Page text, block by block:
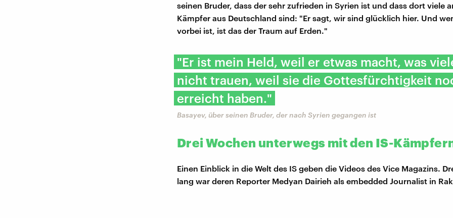
seinen Bruder, dass der sehr zufrieden in Syrien ist und dass dort viele
Kämpfer aus Deutschland sind: "Er sagt, wir sind glücklich hier. Und
vorbei ist, ist das der Traum auf Erden."
"Er ist mein Held, weil er etwas macht, was
nicht trauen, weil sie die Gottesfürchtigkeit
erreicht haben."
Basayev, über seinen Bruder, der nach Syrien gegangen ist
Drei Wochen unterwegs mit den IS-
Einen Einblick in die Welt des IS geben die Videos des Vice Magazins.
lang war deren Reporter Medyan Dairieh als embedded Journalist in